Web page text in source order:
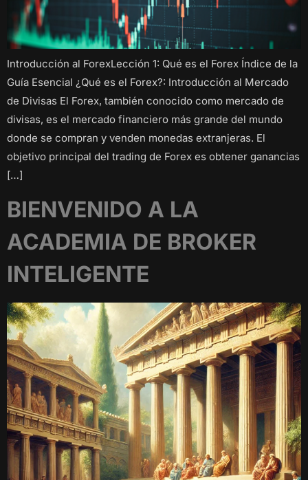
Introducción al ForexLección 1: Qué es el Forex Índice de la
Guía Esencial ¿Qué es el Forex?: Introducción al Mercado
de Divisas El Forex, también conocido como mercado de
divisas, es el mercado financiero más grande del mundo
donde se compran y venden monedas extranjeras. El
objetivo principal del trading de Forex es obtener ganancias
[…]
BIENVENIDO A LA
ACADEMIA DE BROKER
INTELIGENTE